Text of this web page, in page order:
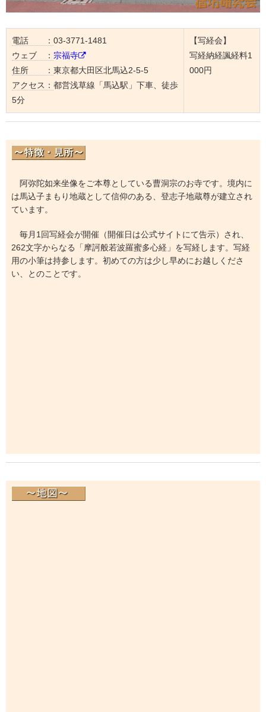
電話 ： 03-3771-1481
ウェブ ： 宗福寺
住所 ： 東京都大田区北馬込2-5-5
アクセス： 都営浅草線「馬込駅」下車、徒歩
5分
【写経会】
写経納経諷経料1
000円
阿弥陀如来坐像をご本尊としている曹洞宗のお寺です。境内に
は馬込子まもり地蔵として信仰のある、登志子地蔵尊が建立され
ています。
毎月1回写経会が開催（開催日は公式サイトにて告示）され、
262文字からなる「摩訶般若波羅蜜多心経」を写経します。写経
用の小筆は持参します。初めての方は少し早めにお越しくださ
い、とのことです。